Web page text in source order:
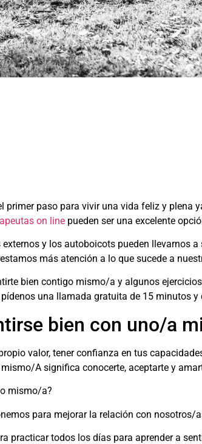
paso para vivir una vida feliz y plena
on line pueden ser una excelente
y los autoboicots pueden llevarnos
más atención a lo que sucede a
bien contigo mismo/a y algunos
una llamada gratuita de 15 minutos
bien con uno/a
valor, tener confianza en tus
A significa conocerte, aceptarte y
mismo/a?
para mejorar la relación con
practicar todos los días para aprender a